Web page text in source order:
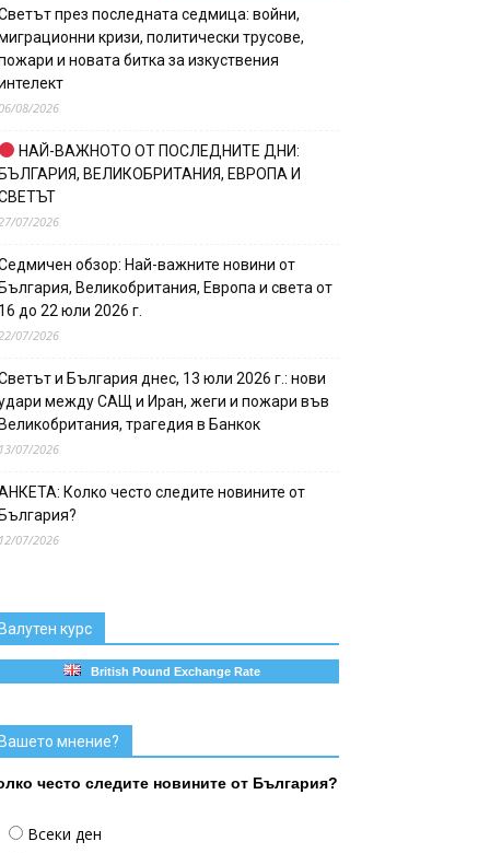
през последната седмица: войни,
кризи, политически трусове,
и новата битка за изкуствения
08/2026
НАЙ-ВАЖНОТО ОТ ПОСЛЕДНИТЕ ДНИ:
ВЕЛИКОБРИТАНИЯ, ЕВРОПА И
07/2026
обзор: Най-важните новини от
Великобритания, Европа и света от
до 22 юли 2026 г.
07/2026
и България днес, 13 юли 2026 г.: нови
между САЩ и Иран, жеги и пожари във
трагедия в Банкок
07/2026
Колко често следите новините от
07/2026
курс
British Pound Exchange Rate
мнение?
често следите новините от България?
Всеки ден